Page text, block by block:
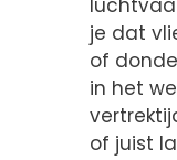
je dat
of
in het
of juist